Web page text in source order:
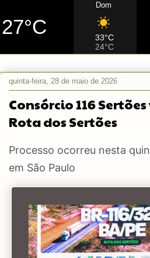
27°C
Dom
33°C
24°C
quinta-feira, 28 de maio de 2026
Consórcio 116
Rota dos Sertões
Processo ocorreu nesta
em São Paulo